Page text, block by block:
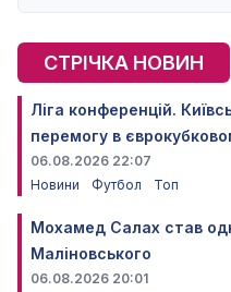
СТРІЧКА НОВИН
Ліга конференцій.
перемогу в
06.08.2026 22:07
Новини
Футбол Топ
Мохамед Салах став
Маліновського
06.08.2026 20:01